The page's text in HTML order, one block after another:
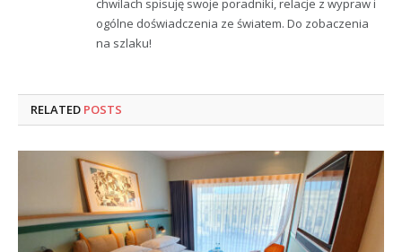
chwilach spisuję swoje poradniki, relacje z wypraw i
ogólne doświadczenia ze światem. Do zobaczenia
na szlaku!
RELATED POSTS